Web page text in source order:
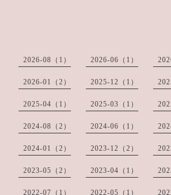
2026-08（1） 2026-06（1）
2026-01（2） 2025-12（1）
2025-04（1） 2025-03（1）
2024-08（2） 2024-06（1）
2024-01（2） 2023-12（2）
2023-05（2） 2023-04（1）
2022-07（1） 2022-05（1）